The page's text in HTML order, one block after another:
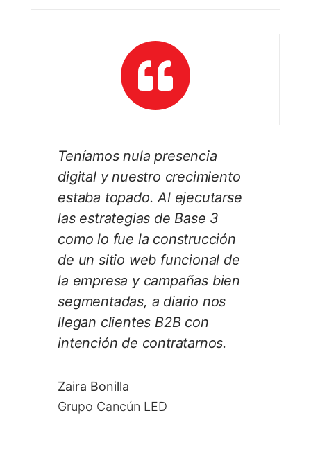
Teníamos nula presencia
digital y nuestro crecimiento
estaba topado. Al ejecutarse
las estrategias de Base 3
como lo fue la construcción
de un sitio web funcional de
la empresa y campañas bien
segmentadas, a diario nos
llegan clientes B2B con
intención de contratarnos.
Zaira Bonilla
Grupo Cancún LED